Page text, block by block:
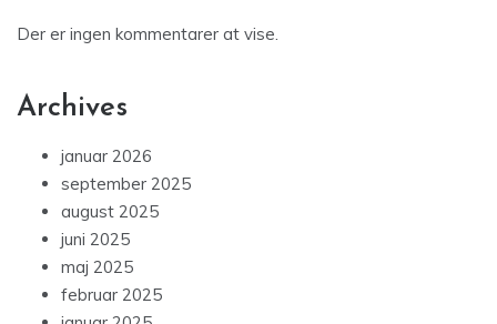
Der er ingen kommentarer at vise.
Archives
januar 2026
september 2025
august 2025
juni 2025
maj 2025
februar 2025